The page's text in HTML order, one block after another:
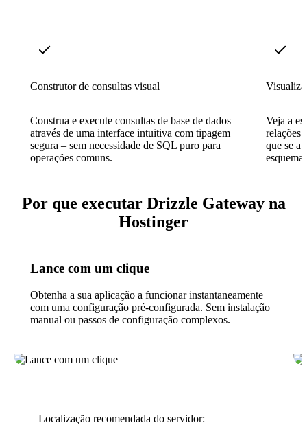
Construtor de consultas visual
Construa e execute consultas de base de dados
através de uma interface intuitiva com tipagem
segura – sem necessidade de SQL puro para
operações comuns.
Veja a
relações
que se
esquema.
Por que executar Drizzle Gateway na
Hostinger
Lance com um clique
Obtenha a sua aplicação a funcionar instantaneamente
com uma configuração pré-configurada. Sem instalação
manual ou passos de configuração complexos.
Localização recomendada do servidor: